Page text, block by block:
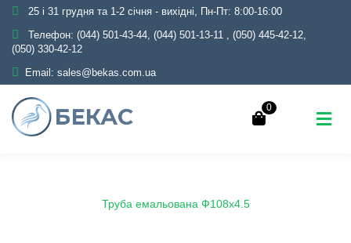
25 і 31 грудня та 1-2 січня - вихідні, Пн-Пт: 8:00-16:00
Телефон: (044) 501-43-44, (044) 501-13-11 , (050) 445-42-12,
(050) 330-42-12
Email: sales@bekas.com.ua
0
Труба емальована Ф108х4.5